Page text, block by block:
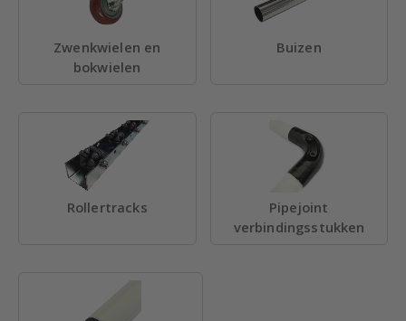
Zwenkwielen en
bokwielen
Buizen
Rollertracks
Pipejoint
verbindingsstukken